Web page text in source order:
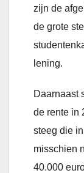
zijn de
de grote
lening.
Daarnaast
de rente in
steeg die
misschien
40.000